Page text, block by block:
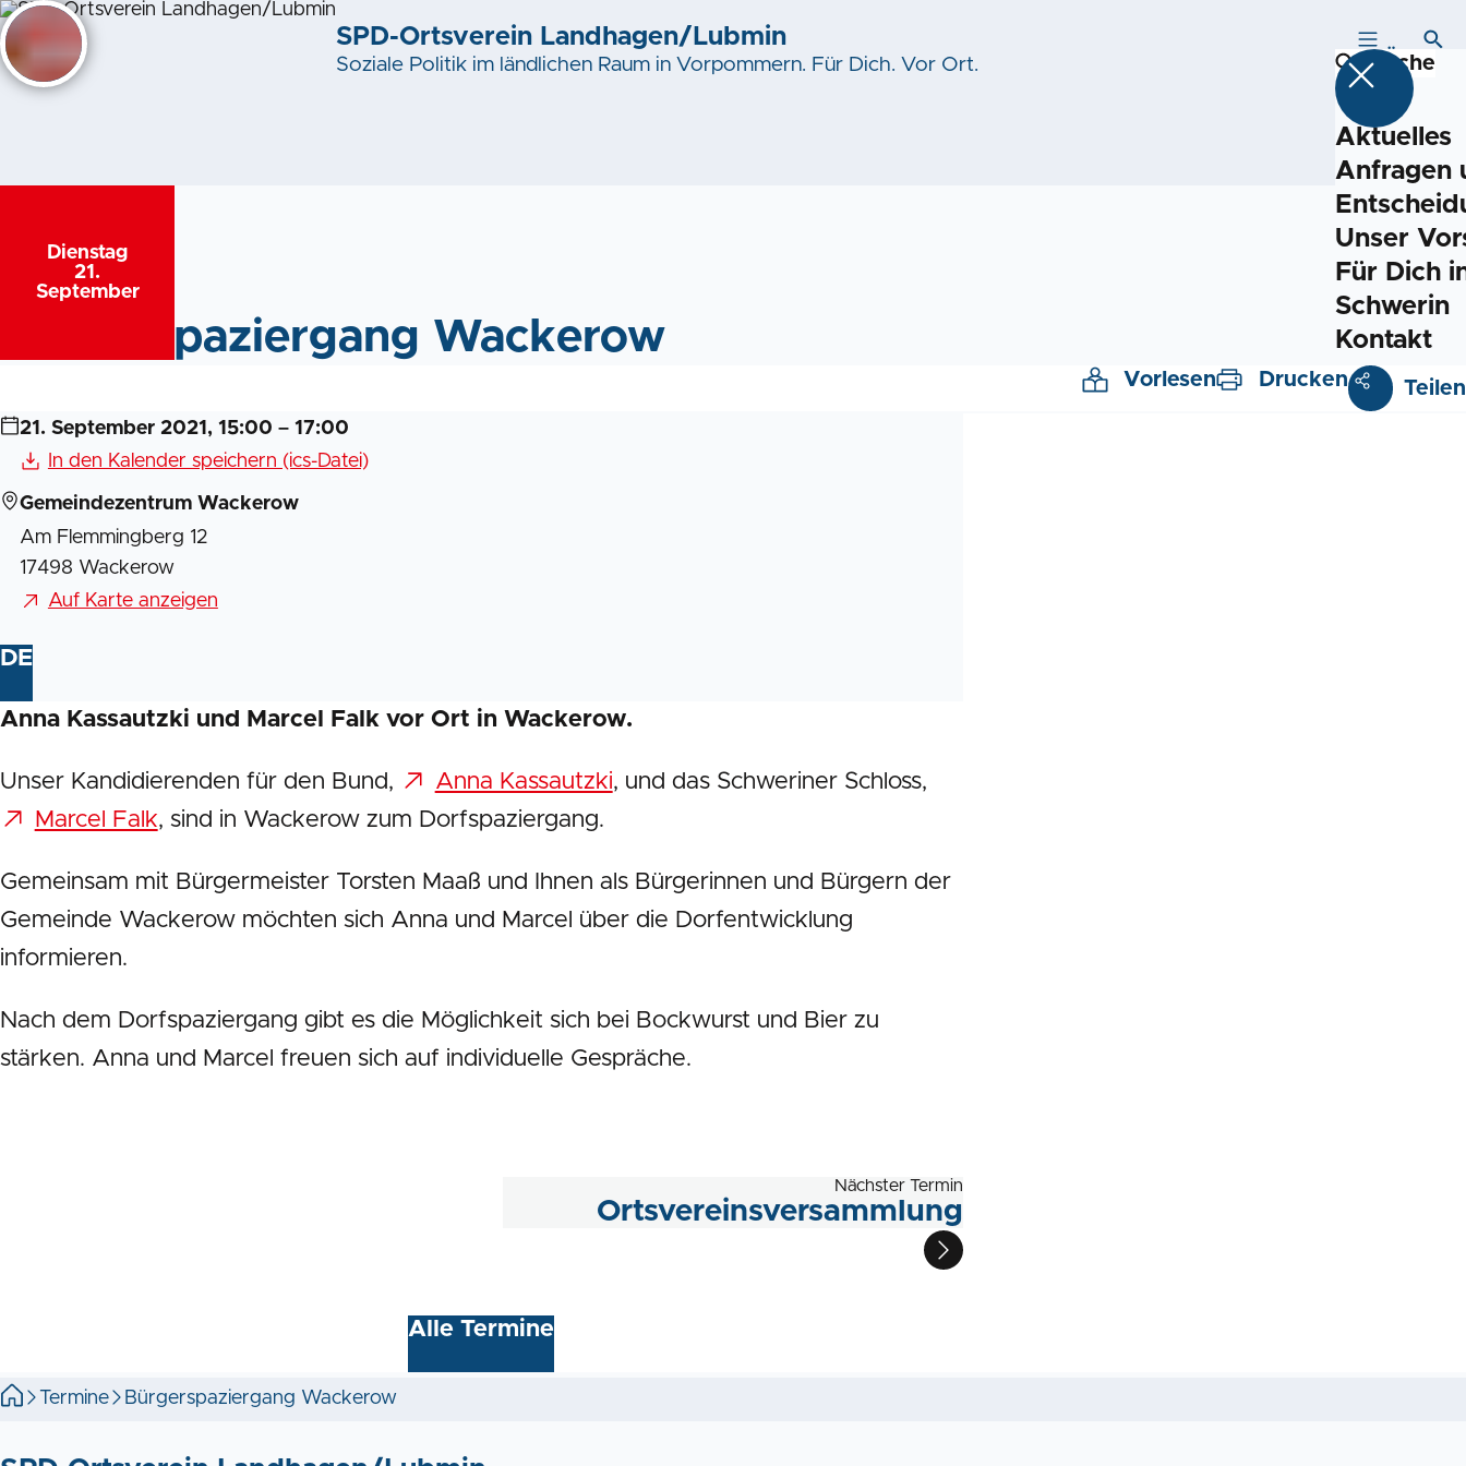
SPD-Ortsverein Landhagen/Lubmin
Soziale Politik im ländlichen Raum in Vorpommern. Für Dich. Vor Ort. MENÜSuche
Aktuelles
Anfragen
Unser
Für Dich
Schwerin
Kontakt
SUCHE
Dienstag
21.
September
Bürgerspaziergang Wackerow
Vorlesen Drucken Teilen
21. September 2021, 15:00 – 17:00
In den Kalender speichern (ics-Datei)
Gemeindezentrum Wackerow
Am Flemmingberg 12
17498 Wackerow
Auf Karte anzeigen
DE
Anna Kassautzki und Marcel Falk vor Ort in Wackerow.
Unser Kandidierenden für den Bund, Anna Kassautzki, und das Schweriner Schloss,
Marcel Falk, sind in Wackerow zum Dorfspaziergang.
Gemeinsam mit Bürgermeister Torsten Maaß und Ihnen als Bürgerinnen und Bürgern der
Gemeinde Wackerow möchten sich Anna und Marcel über die Dorfentwicklung
informieren.
Nach dem Dorfspaziergang gibt es die Möglichkeit sich bei Bockwurst und Bier zu
stärken. Anna und Marcel freuen sich auf individuelle Gespräche.
Nächster Termin
Ortsvereinsversammlung
Alle Termine
Startseite
Termine Bürgerspaziergang Wackerow